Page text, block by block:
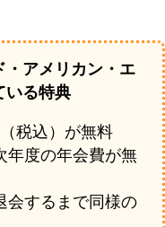
・アメリカン・エ
いる特典
税込）が無料
年度の年会費が無
会するまで同様の